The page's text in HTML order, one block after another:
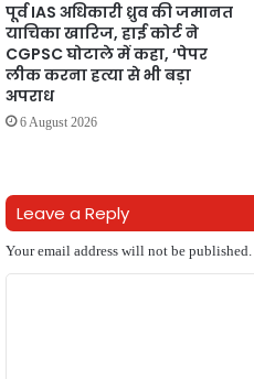
पूर्व IAS अधिकारी ध्रुव की जमानत
याचिका खारिज, हाई कोर्ट ने
CGPSC घोटाले में कहा, ‘पेपर
लीक करना हत्या से भी बड़ा
अपराध
6 August 2026
Leave a Reply
Your email address will not be published.